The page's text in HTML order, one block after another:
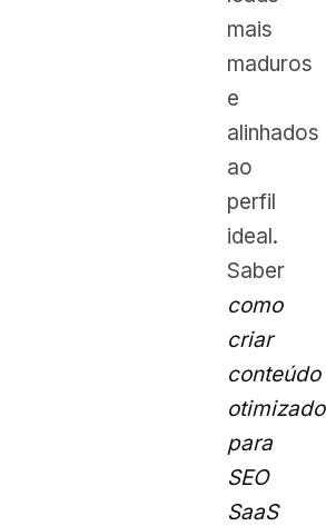
mais
maduros
e
alinhados
ao
perfil
ideal.
Saber
como
criar
conteúdo
otimizado
para
SEO
SaaS